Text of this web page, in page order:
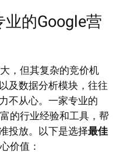
的Google营
，但其复杂的竞价机
及数据分析模块，往往
不从心。一家专业的
的行业经验和工具，帮
投放。以下是选择最佳
价值：